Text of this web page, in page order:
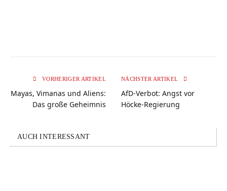
VORHERIGER ARTIKEL
Mayas, Vimanas und Aliens:
Das große Geheimnis
NÄCHSTER ARTIKEL
AfD-Verbot: Angst vor
Höcke-Regierung
AUCH INTERESSANT